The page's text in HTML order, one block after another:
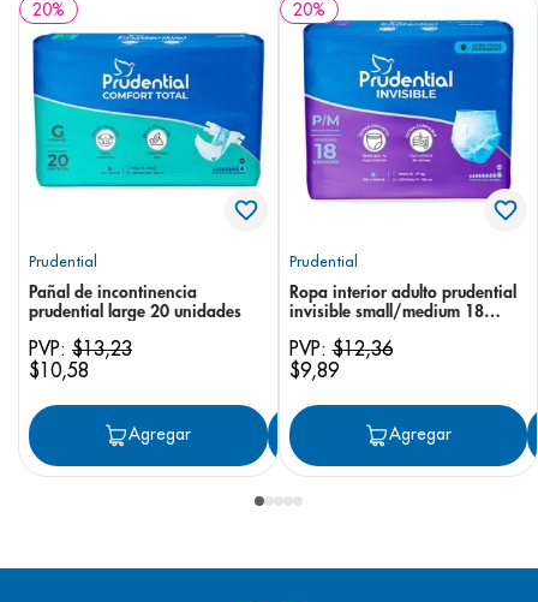
20%
Prudential
Pañal de incontinencia
prudential large 20 unidades
PVP: $13,23
$10,58
Agregar Agregar
20%
Prudential
Ropa interior adulto prudential
invisible small/medium 18
PVP:$12,36
$9,89
Agregar